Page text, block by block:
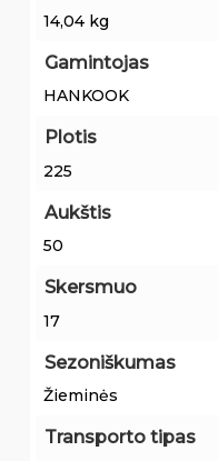
14,04 kg
Gamintojas
HANKOOK
Plotis
225
Aukštis
50
Skersmuo
17
Sezoniškumas
Žieminės
Transporto tipas